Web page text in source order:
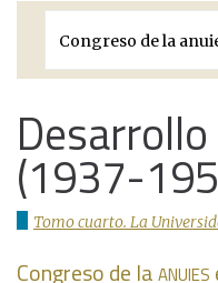
(1937-
Tomo cuarto. La
Congreso de laanuies